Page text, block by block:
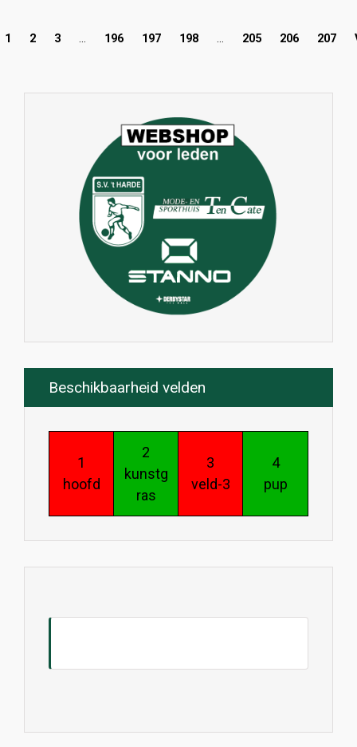
1 2 3 … 196 197 198 … 205 206 207
Beschikbaarheid velden
1
hoofd
2
kunstg
ras
3
veld-3
4
pup